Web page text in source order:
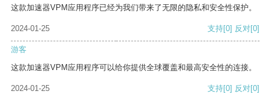
这款加速器VPM应用程序已经为我们带来了无限的隐私和安全性保护。
2024-01-25 支持[0] 反对[0]
游客
这款加速器VPM应用程序可以给你提供全球覆盖和最高安全性的连接。
2024-01-25 支持[0] 反对[0]